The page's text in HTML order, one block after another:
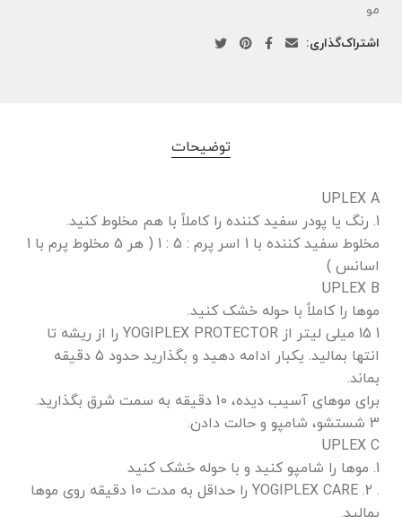
مو
اشتراک‌گذاری:
توضیحات
UPLEX A
1. رنگ یا پودر سفید کننده را کاملاً با هم مخلوط کنید.
مخلوط سفید کننده با 1 اسر پرم : 5 : 1 ( هر 5 مخلوط پرم با 1
اسانس )
UPLEX B
موها را کاملاً با حوله خشک کنید.
1 15 میلی لیتر از YOGIPLEX PROTECTOR را از ریشه تا
انتها بمالید. یکبار ادامه دهید و بگذارید حدود 5 دقیقه
بماند.
برای موهای آسیب دیده، 10 دقیقه به سمت شرق بگذارید.
3 شستشو، شامپو و حالت دادن.
UPLEX C
1. موها را شامپو کنید و با حوله خشک کنید
. 2. YOGIPLEX CARE را حداقل به مدت 10 دقیقه روی موها
بمالید.